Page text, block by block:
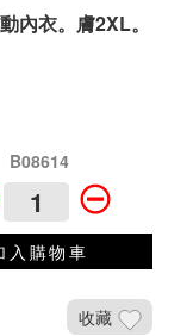
內衣。膚2XL。
B08614
入購物車
收藏